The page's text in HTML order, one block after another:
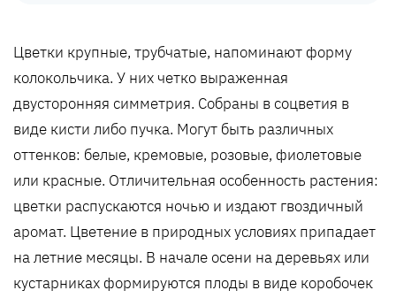
Цветки крупные, трубчатые, напоминают форму
колокольчика. У них четко выраженная
двусторонняя симметрия. Собраны в соцветия в
виде кисти либо пучка. Могут быть различных
оттенков: белые, кремовые, розовые, фиолетовые
или красные. Отличительная особенность растения:
цветки распускаются ночью и издают гвоздичный
аромат. Цветение в природных условиях припадает
на летние месяцы. В начале осени на деревьях или
кустарниках формируются плоды в виде коробочек